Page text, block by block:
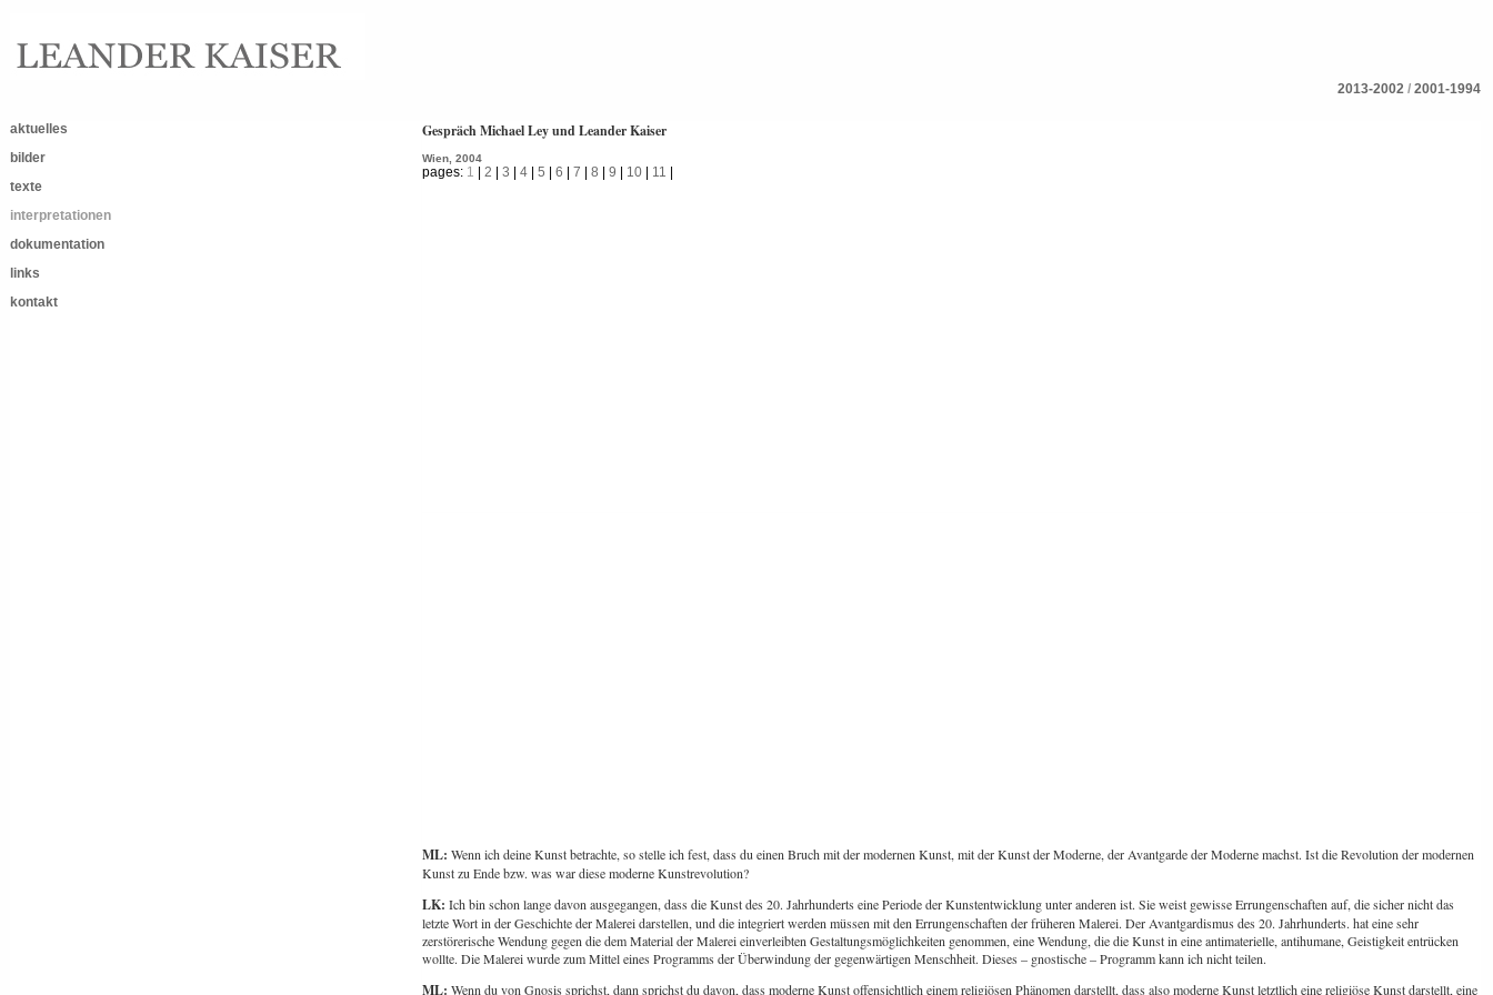
2013-2002 / 2001-1994
aktuelles
bilder
texte
interpretationen
dokumentation
links
kontakt
Gespräch Michael Ley und Leander Kaiser
Wien, 2004
pages: 1 2 3 4 5 6 7 8 9 10 11
ML: Wenn ich deine Kunst betrachte, so stelle ich fest, dass du einen Bruch mit der modernen Kunst, mit der Kunst der Moderne, der Avantgarde der Moderne machst. Ist die Revolution der modernen
Kunst zu Ende bzw. was war diese moderne Kunstrevolution?
LK: Ich bin schon lange davon ausgegangen, dass die Kunst des 20. Jahrhunderts eine Periode der Kunstentwicklung unter anderen ist. Sie weist gewisse Errungenschaften auf, die sicher nicht das
letzte Wort in der Geschichte der Malerei darstellen, und die integriert werden müssen mit den Errungenschaften der früheren Malerei. Der Avantgardismus des 20. Jahrhunderts. hat eine sehr
zerstörerische Wendung gegen die dem Material der Malerei einverleibten Gestaltungsmöglichkeiten genommen, eine Wendung, die die Kunst in eine antimaterielle, antihumane, Geistigkeit entrücken
wollte. Die Malerei wurde zum Mittel eines Programms der Überwindung der gegenwärtigen Menschheit. Dieses – gnostische – Programm kann ich nicht teilen.
ML: Wenn du von Gnosis sprichst, dann sprichst du davon, dass moderne Kunst offensichtlich einem religiösen Phänomen darstellt, dass also moderne Kunst letztlich eine religiöse Kunst darstellt, eine